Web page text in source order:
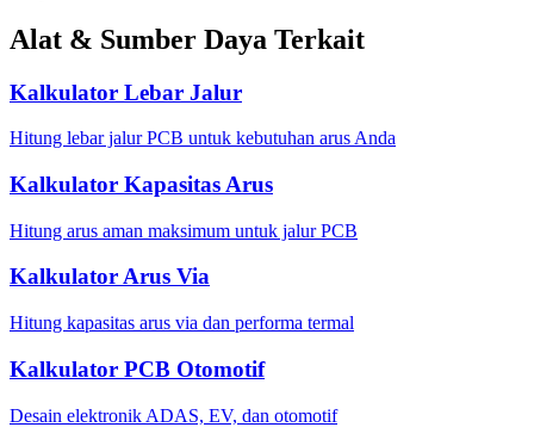
Alat & Sumber Daya Terkait
Kalkulator Lebar Jalur
Hitung lebar jalur PCB untuk kebutuhan arus Anda
Kalkulator Kapasitas Arus
Hitung arus aman maksimum untuk jalur PCB
Kalkulator Arus Via
Hitung kapasitas arus via dan performa termal
Kalkulator PCB Otomotif
Desain elektronik ADAS, EV, dan otomotif